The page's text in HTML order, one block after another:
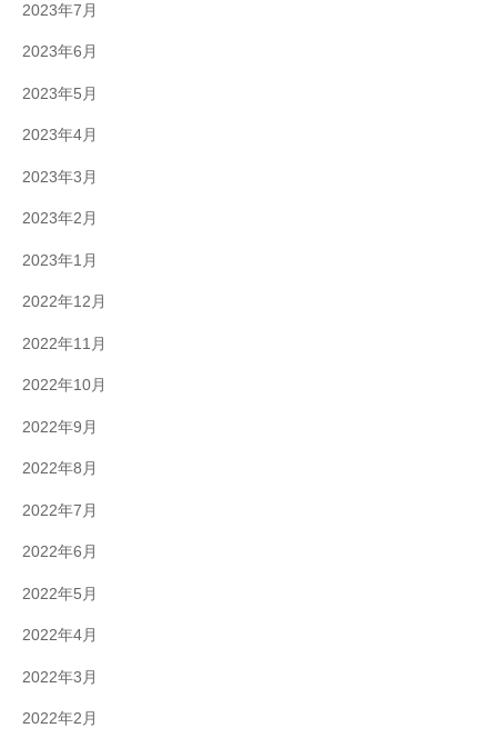
2023年7月
2023年6月
2023年5月
2023年4月
2023年3月
2023年2月
2023年1月
2022年12月
2022年11月
2022年10月
2022年9月
2022年8月
2022年7月
2022年6月
2022年5月
2022年4月
2022年3月
2022年2月